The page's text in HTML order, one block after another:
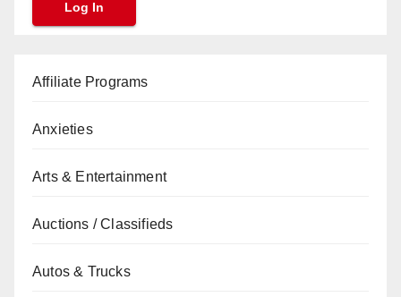
Affiliate Programs
Anxieties
Arts & Entertainment
Auctions / Classifieds
Autos & Trucks